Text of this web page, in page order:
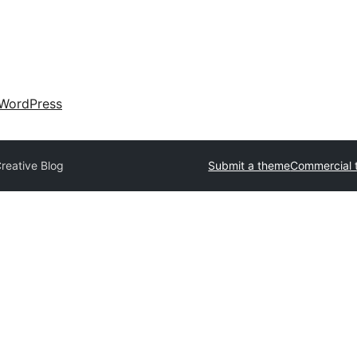
Blog Submit a themeCommercial